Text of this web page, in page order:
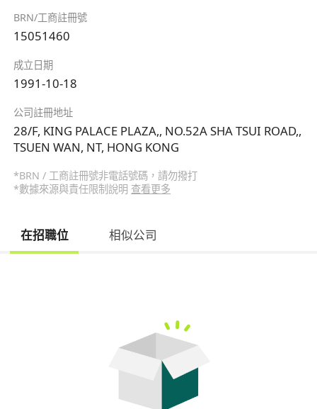
BRN/工商註冊號
15051460
成立日期
1991-10-18
公司註冊地址
28/F, KING PALACE PLAZA,, NO.52A SHA TSUI ROAD,,
TSUEN WAN, NT, HONG KONG
*BRN / 工商註冊號非電話號碼，請勿撥打
*數據來源與責任限制說明 查看更多
在招職位 相似公司